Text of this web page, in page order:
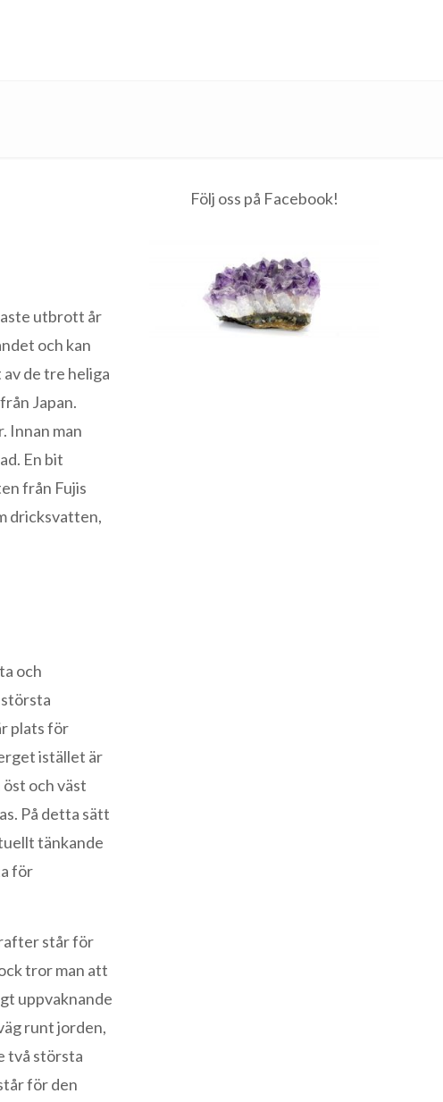
utbrott år
och kan
de tre heliga
Japan.
Innan man
En bit
från Fujis
dricksvatten,
och
plats för
istället är
och väst
På detta sätt
tänkande
för
står för
tror man att
uppvaknande
runt jorden,
två största
för den
Följ oss på Facebook!